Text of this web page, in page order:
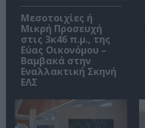
Μεσοτοιχίες ή
Μικρή Προσευχή
στις 3κ46 π.μ., της
Εύας Οικονόμου –
Βαμβακά στην
Εναλλακτική Σκηνή
ΕΛΣ